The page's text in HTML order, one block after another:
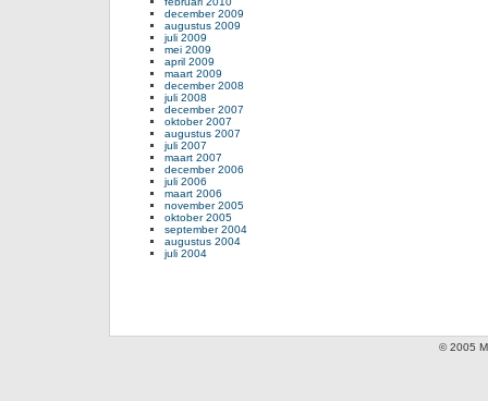
december 2009
augustus 2009
juli 2009
mei 2009
april 2009
maart 2009
december 2008
juli 2008
december 2007
oktober 2007
augustus 2007
juli 2007
maart 2007
december 2006
juli 2006
maart 2006
november 2005
oktober 2005
september 2004
augustus 2004
juli 2004
© 2005